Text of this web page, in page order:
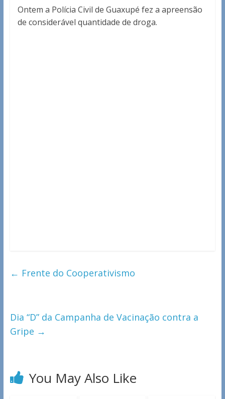
Ontem a Polícia Civil de Guaxupé fez a apreensão
de considerável quantidade de droga.
← Frente do Cooperativismo
Dia “D” da Campanha de Vacinação contra a
Gripe →
You May Also Like